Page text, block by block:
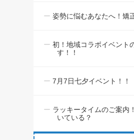
姿勢に悩むあなたへ！矯
初！地域コラボイベント
す！！
7月7日七夕イベント！！
ラッキータイムのご案内
いている？